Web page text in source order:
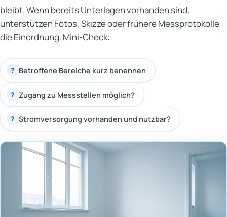
bleibt. Wenn bereits Unterlagen vorhanden sind,
unterstützen Fotos, Skizze oder frühere Messprotokolle
die Einordnung. Mini-Check:
? Betroffene Bereiche kurz benennen
? Zugang zu Messstellen möglich?
? Stromversorgung vorhanden und nutzbar?